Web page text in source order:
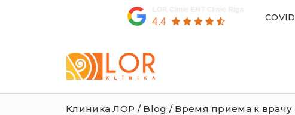
Klīnika
Клиника ЛОР / Blog / Время приема к врачу